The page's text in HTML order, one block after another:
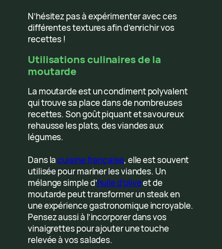
N’hésitez pas à expérimenter avec ces
différentes textures afin d’enrichir vos
recettes !
Utilisations culinaires de la
moutarde
La moutarde est un condiment polyvalent
qui trouve sa place dans de nombreuses
recettes. Son goût piquant et savoureux
rehausse les plats, des viandes aux
légumes.
Dans lacuisine française, elle est souvent
utilisée pour mariner les viandes. Un
mélange simple d’huile d’oliveet de
moutarde peut transformer un steak en
une expérience gastronomique incroyable.
Pensez aussi à l’incorporer dans vos
vinaigrettes pour ajouter une touche
relevée à vos salades.